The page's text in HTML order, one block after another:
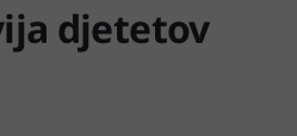
djetetov